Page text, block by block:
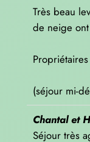
Très beau
de neige
(séjour mi-
Chantal et
Séjour très